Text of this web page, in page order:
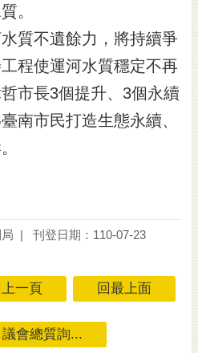
。
質不遺餘力，將持續爭
程使運河水質穩定不再
市長3個提升、3個永續
南市民打造生態永續、
刊登日期：110-07-23
上一頁 回最上面
會總質詢...